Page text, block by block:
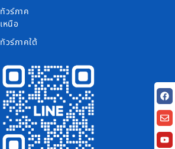
ทัวร์ภาค
เหนือ
ทัวร์ภาคใต้